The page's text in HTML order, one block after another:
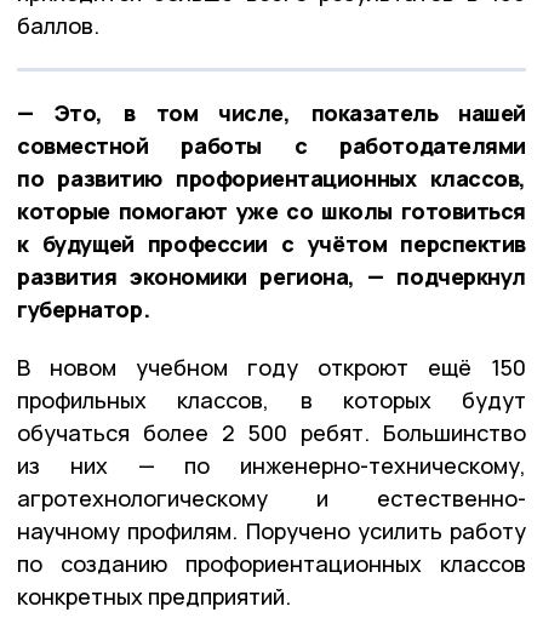
баллов.
— Это, в том числе, показатель нашей
совместной работы с работодателями
по развитию профориентационных классов,
которые помогают уже со школы готовиться
к будущей профессии с учётом перспектив
развития экономики региона, — подчеркнул
губернатор.
В новом учебном году откроют ещё 150
профильных классов, в которых будут
обучаться более 2 500 ребят. Большинство
из них — по инженерно-техническому,
агротехнологическому и естественно-
научному профилям. Поручено усилить работу
по созданию профориентационных классов
конкретных предприятий.